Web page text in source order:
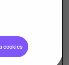
som
cookies